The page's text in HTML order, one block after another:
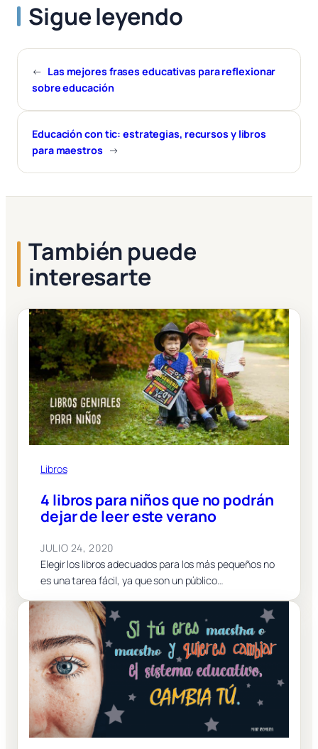
Sigue leyendo
← Las mejores frases educativas para reflexionar
sobre educación
Educación con tic: estrategias, recursos y libros
para maestros →
También puede
interesarte
Libros
4 libros para niños que no podrán
dejar de leer este verano
JULIO 24, 2020
Elegir los libros adecuados para los más pequeños no
es una tarea fácil, ya que son un público…